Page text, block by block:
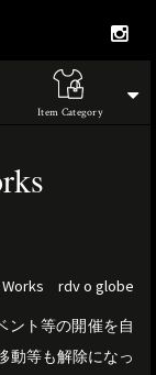
Item Category
rdv o globe
ント等の開催を自
動等も解除になっ